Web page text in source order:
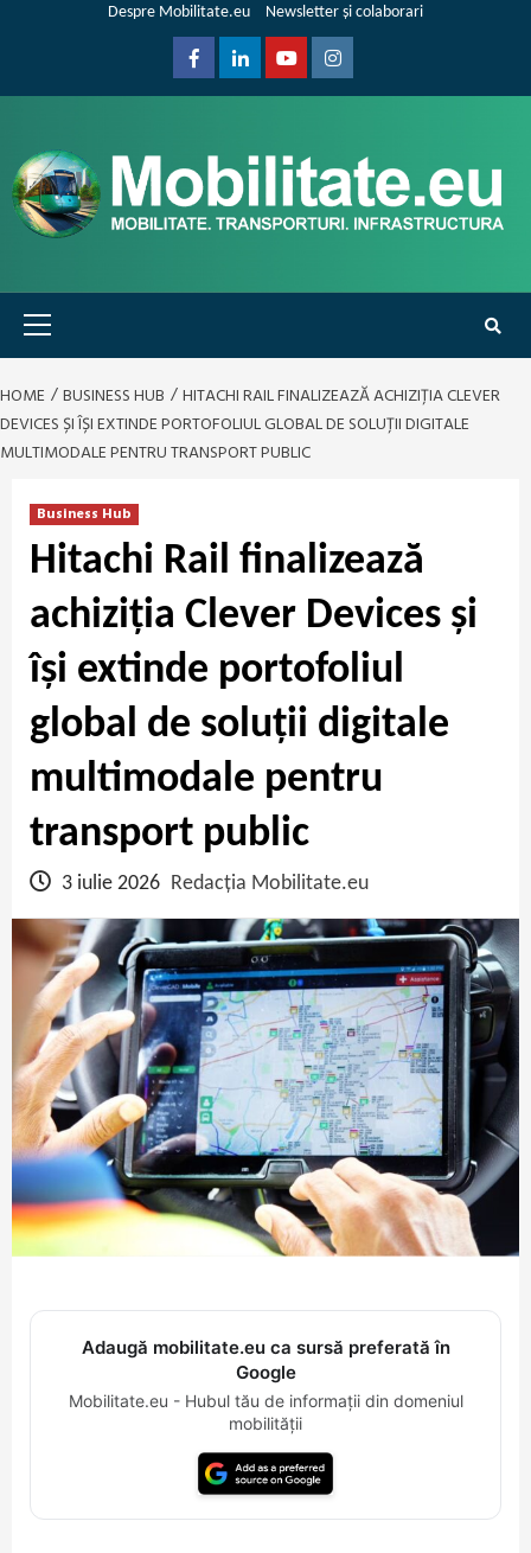
Despre Mobilitate.eu Newsletter și colaborari
FacebookLinkedinYoutubeInstagram
Primary
Menu
HOME BUSINESS HUB
HITACHI RAIL FINALIZEAZĂ ACHIZIȚIA CLEVER
DEVICES ȘI ÎȘI EXTINDE PORTOFOLIUL GLOBAL DE SOLUȚII DIGITALE
MULTIMODALE PENTRU TRANSPORT PUBLIC
Business Hub
Hitachi Rail finalizează
achiziția Clever Devices și
își extinde portofoliul
global de soluții digitale
multimodale pentru
transport public
3 iulie 2026 Redacția Mobilitate.eu
Adaugă mobilitate.eu ca sursă preferată în
Google
Mobilitate.eu - Hubul tău de informații din domeniul
mobilității